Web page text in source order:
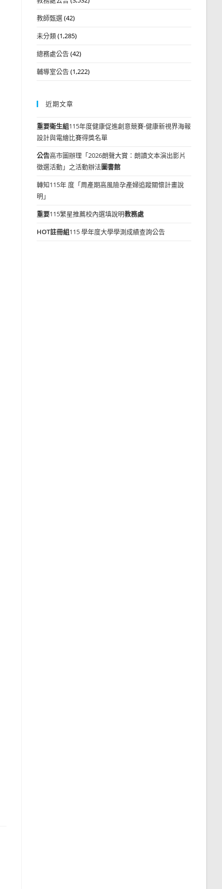
教師甄選(42)
未分類(1,285)
總務處公告(42)
輔導室公告(1,222)
近期文章
重要衛生組115年度健康促進創意競賽-健康新視界海報
設計與電繪比賽得獎名單
公告高市圖辦理「2026朗聲大賞：朗讀文本演出影片
徵選活動」之活動辦法圖書館
轉知115年 度「周產期高風險孕產婦追蹤關懷計畫說
明」
重要115繁星推薦校內選填說明教務處
HOT註冊組115 學年度大學學測成績查詢公告